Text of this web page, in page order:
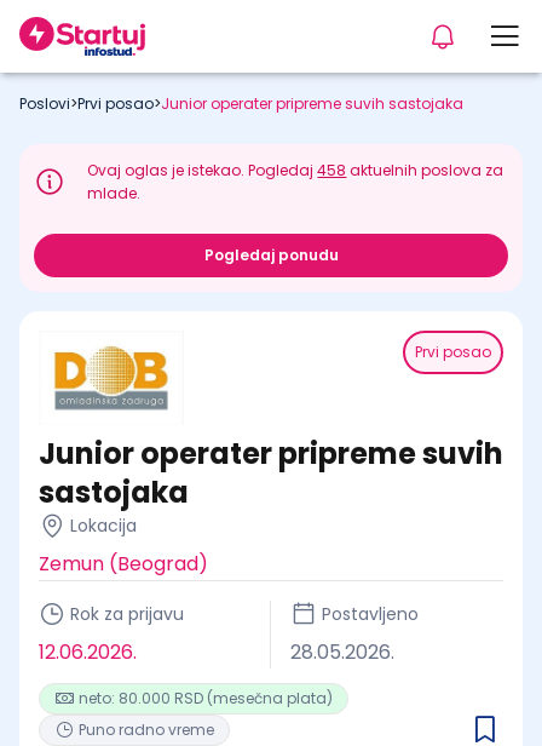
Poslovi>Prvi posao>Junior operater pripreme suvih sastojaka
Ovaj oglas je istekao. Pogledaj458 aktuelnih poslova za
mlade.
Pogledaj ponudu
Prvi posao
Junior operater pripreme suvih
sastojaka
Lokacija
Zemun (Beograd)
Rok za prijavu
12.06.2026.
Postavljeno
28.05.2026.
neto: 80.000 RSD (mesečna plata)
Puno radno vreme